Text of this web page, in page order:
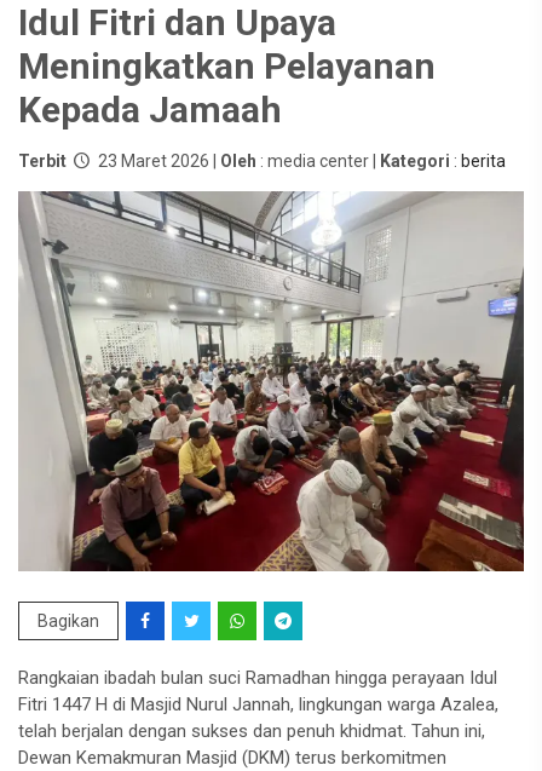
Idul Fitri dan Upaya
Meningkatkan Pelayanan
Kepada Jamaah
Terbit 23 Maret 2026 | Oleh : media center | Kategori : berita
Bagikan
Rangkaian ibadah bulan suci Ramadhan hingga perayaan Idul
Fitri 1447 H di Masjid Nurul Jannah, lingkungan warga Azalea,
telah berjalan dengan sukses dan penuh khidmat. Tahun ini,
Dewan Kemakmuran Masjid (DKM) terus berkomitmen